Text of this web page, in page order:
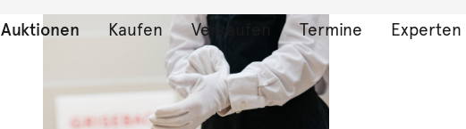
Auktionen Kaufen Verkaufen Termine Experten